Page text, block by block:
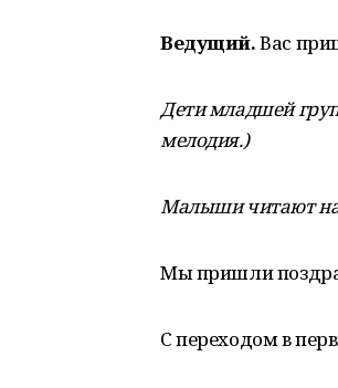
Ведущий.Вас
Дети младшей
мелодия.)
Малыши читают
Мы пришли
С переходом в